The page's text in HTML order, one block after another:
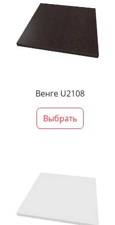
Венге U2108
Выбрать